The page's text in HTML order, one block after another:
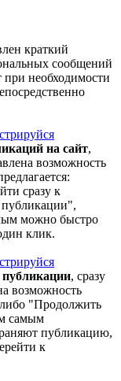
краткий
сообщений
при необходимости
на сайт,
возможность
сразу к
публикации",
можно быстро
клик.
, сразу
возможность
"Продолжить
самым
публикацию,
к